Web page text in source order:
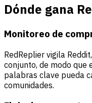
Dónde gana
Monitoreo de
RedReplier vigila
conjunto, de modo que
palabras clave pueda
comunidades.